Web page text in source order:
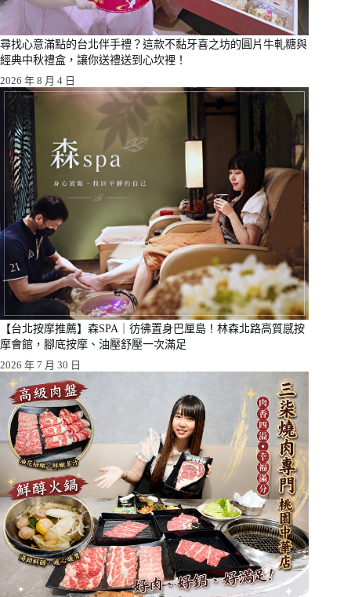
尋找心意滿點的台北伴手禮？這款不黏牙喜之坊的圓片牛軋糖與
經典中秋禮盒，讓你送禮送到心坎裡！
2026 年 8 月 4 日
【台北按摩推薦】森SPA｜彷彿置身巴厘島！林森北路高質感按
摩會館，腳底按摩、油壓舒壓一次滿足
2026 年 7 月 30 日